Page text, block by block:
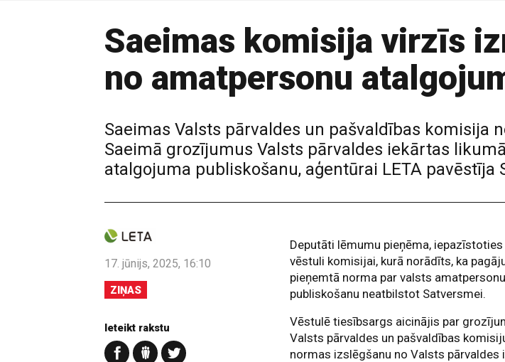
Saeimas komisija virzīs
no amatpersonu
Saeimas Valsts pārvaldes un pašvaldības komisija
Saeimā grozījumus Valsts pārvaldes iekārtas
atalgojuma publiskošanu, aģentūrai LETA pavēstīja
17. jūnijs, 2025, 16:10
ZIŅAS
Ieteikt rakstu
Deputāti lēmumu pieņēma,
vēstuli komisijai, kurā norādīts, ka
pieņemtā norma par valsts
publiskošanu neatbilstot Satversmei.
Vēstulē tiesībsargs aicinājis par
Valsts pārvaldes un pašvaldības
normas izslēgšanu no Valsts pārvaldes